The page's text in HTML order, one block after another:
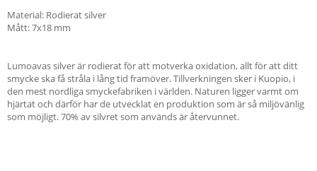
Material: Rodierat silver
Mått: 7x18 mm
Lumoavas silver är rodierat för att motverka oxidation, allt för att ditt
smycke ska få stråla i lång tid framöver. Tillverkningen sker i Kuopio, i
den mest nordliga smyckefabriken i världen. Naturen ligger varmt om
hjärtat och därför har de utvecklat en produktion som är så miljövänlig
som möjligt. 70% av silvret som används är återvunnet.